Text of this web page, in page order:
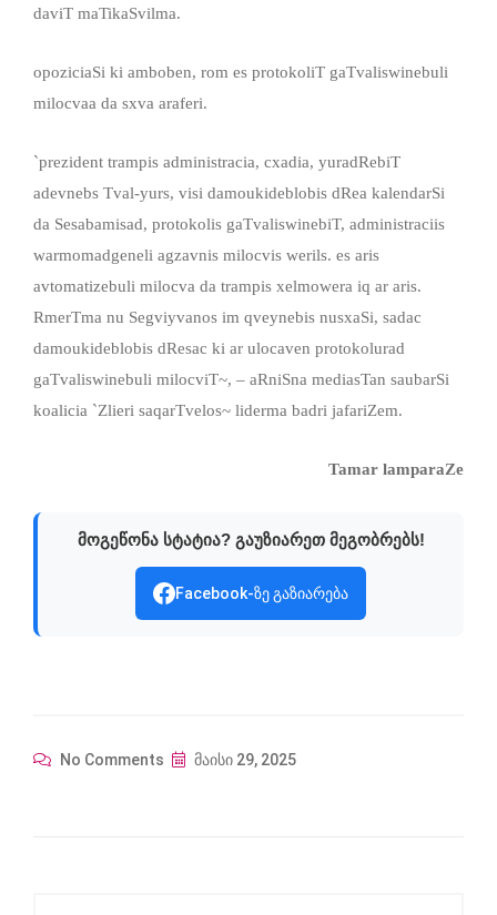
daviT maTikaSvilma.
opoziciaSi ki amboben, rom es protokoliT gaTvaliswinebuli
milocvaa da sxva araferi.
`prezident trampis administracia, cxadia, yuradRebiT
adevnebs Tval-yurs, visi damoukideblobis dRea kalendarSi
da Sesabamisad, protokolis gaTvaliswinebiT, administraciis
warmomadgeneli agzavnis milocvis werils. es aris
avtomatizebuli milocva da trampis xelmowera iq ar aris.
RmerTma nu Segviyvanos im qveynebis nusxaSi, sadac
damoukideblobis dResac ki ar ulocaven protokolurad
gaTvaliswinebuli milocviT~, – aRniSna mediasTan saubarSi
koalicia `Zlieri saqarTvelos~ liderma badri jafariZem.
Tamar lamparaZe
მოგეწონა სტატია? გაუზიარეთ მეგობრებს!
Facebook-ზე გაზიარება
No Comments მაისი 29, 2025